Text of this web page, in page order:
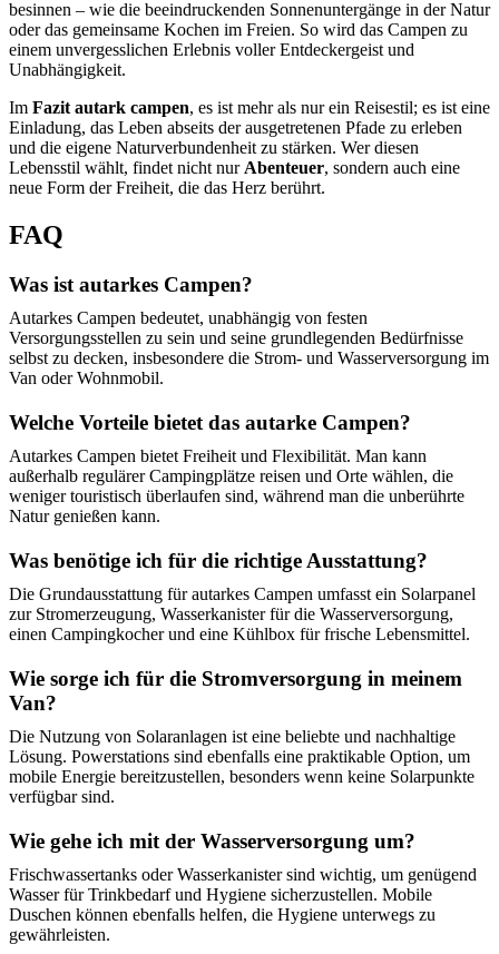
besinnen – wie die beeindruckenden Sonnenuntergänge in der Natur
oder das gemeinsame Kochen im Freien. So wird das Campen zu
einem unvergesslichen Erlebnis voller Entdeckergeist und
Unabhängigkeit.
Im Fazit autark campen, es ist mehr als nur ein Reisestil; es ist eine
Einladung, das Leben abseits der ausgetretenen Pfade zu erleben
und die eigene Naturverbundenheit zu stärken. Wer diesen
Lebensstil wählt, findet nicht nur Abenteuer, sondern auch eine
neue Form der Freiheit, die das Herz berührt.
FAQ
Was ist autarkes Campen?
Autarkes Campen bedeutet, unabhängig von festen
Versorgungsstellen zu sein und seine grundlegenden Bedürfnisse
selbst zu decken, insbesondere die Strom- und Wasserversorgung im
Van oder Wohnmobil.
Welche Vorteile bietet das autarke Campen?
Autarkes Campen bietet Freiheit und Flexibilität. Man kann
außerhalb regulärer Campingplätze reisen und Orte wählen, die
weniger touristisch überlaufen sind, während man die unberührte
Natur genießen kann.
Was benötige ich für die richtige Ausstattung?
Die Grundausstattung für autarkes Campen umfasst ein Solarpanel
zur Stromerzeugung, Wasserkanister für die Wasserversorgung,
einen Campingkocher und eine Kühlbox für frische Lebensmittel.
Wie sorge ich für die Stromversorgung in meinem
Van?
Die Nutzung von Solaranlagen ist eine beliebte und nachhaltige
Lösung. Powerstations sind ebenfalls eine praktikable Option, um
mobile Energie bereitzustellen, besonders wenn keine Solarpunkte
verfügbar sind.
Wie gehe ich mit der Wasserversorgung um?
Frischwassertanks oder Wasserkanister sind wichtig, um genügend
Wasser für Trinkbedarf und Hygiene sicherzustellen. Mobile
Duschen können ebenfalls helfen, die Hygiene unterwegs zu
gewährleisten.